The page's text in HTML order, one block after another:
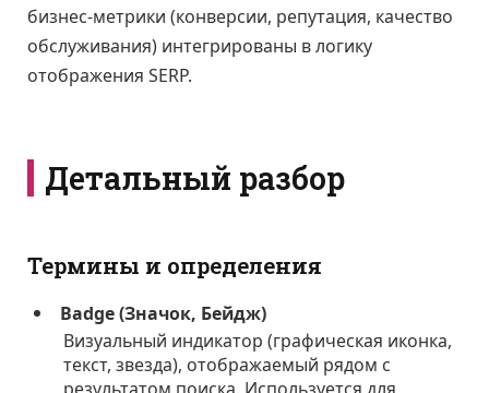
бизнес-метрики (конверсии, репутация, качество
обслуживания) интегрированы в логику
отображения SERP.
Детальный разбор
Термины и определения
Badge (Значок, Бейдж)
Визуальный индикатор (графическая иконка,
текст, звезда), отображаемый рядом с